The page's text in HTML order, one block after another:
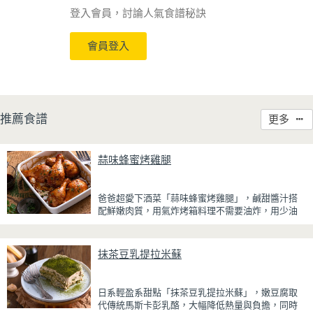
登入會員，討論人氣食譜秘訣
會員登入
推薦食譜 更多
蒜味蜂蜜烤雞腿
爸爸超愛下酒菜「蒜味蜂蜜烤雞腿」，鹹甜醬汁搭
配鮮嫩肉質，用氣炸烤箱料理不需要油炸，用少油
入氣炸烤箱烘烤，免油炸也能烤出外皮金黃微酥、
配冰涼啤酒更是絕配！無論是父親節、聚會或宵夜
時光，在家就能輕鬆端出美味下酒菜。
抹茶豆乳提拉米蘇
日系輕盈系甜點「抹茶豆乳提拉米蘇」，嫩豆腐取
代傳統馬斯卡彭乳酪，大幅降低熱量與負擔，同時